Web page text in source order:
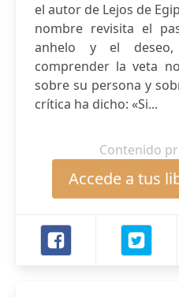
el autor de Lejos de
nombre revisita el
anhelo y el
comprender la veta
sobre su persona y
crítica ha dicho: «Si...
Contenido
Accede a tus